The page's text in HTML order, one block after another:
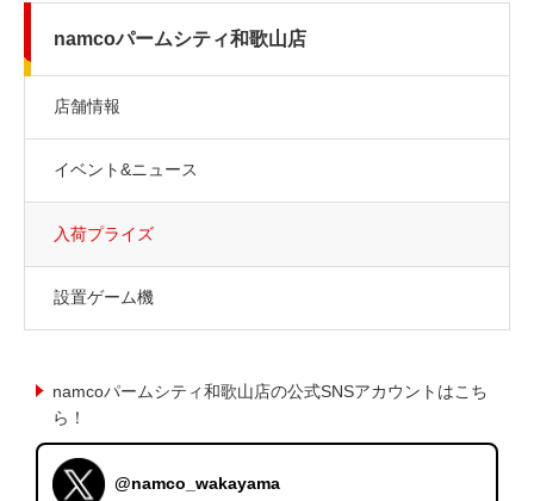
namcoパームシティ和歌山店
店舗情報
イベント&ニュース
入荷プライズ
設置ゲーム機
namcoパームシティ和歌山店の公式SNSアカウントはこち
ら！
@namco_wakayama